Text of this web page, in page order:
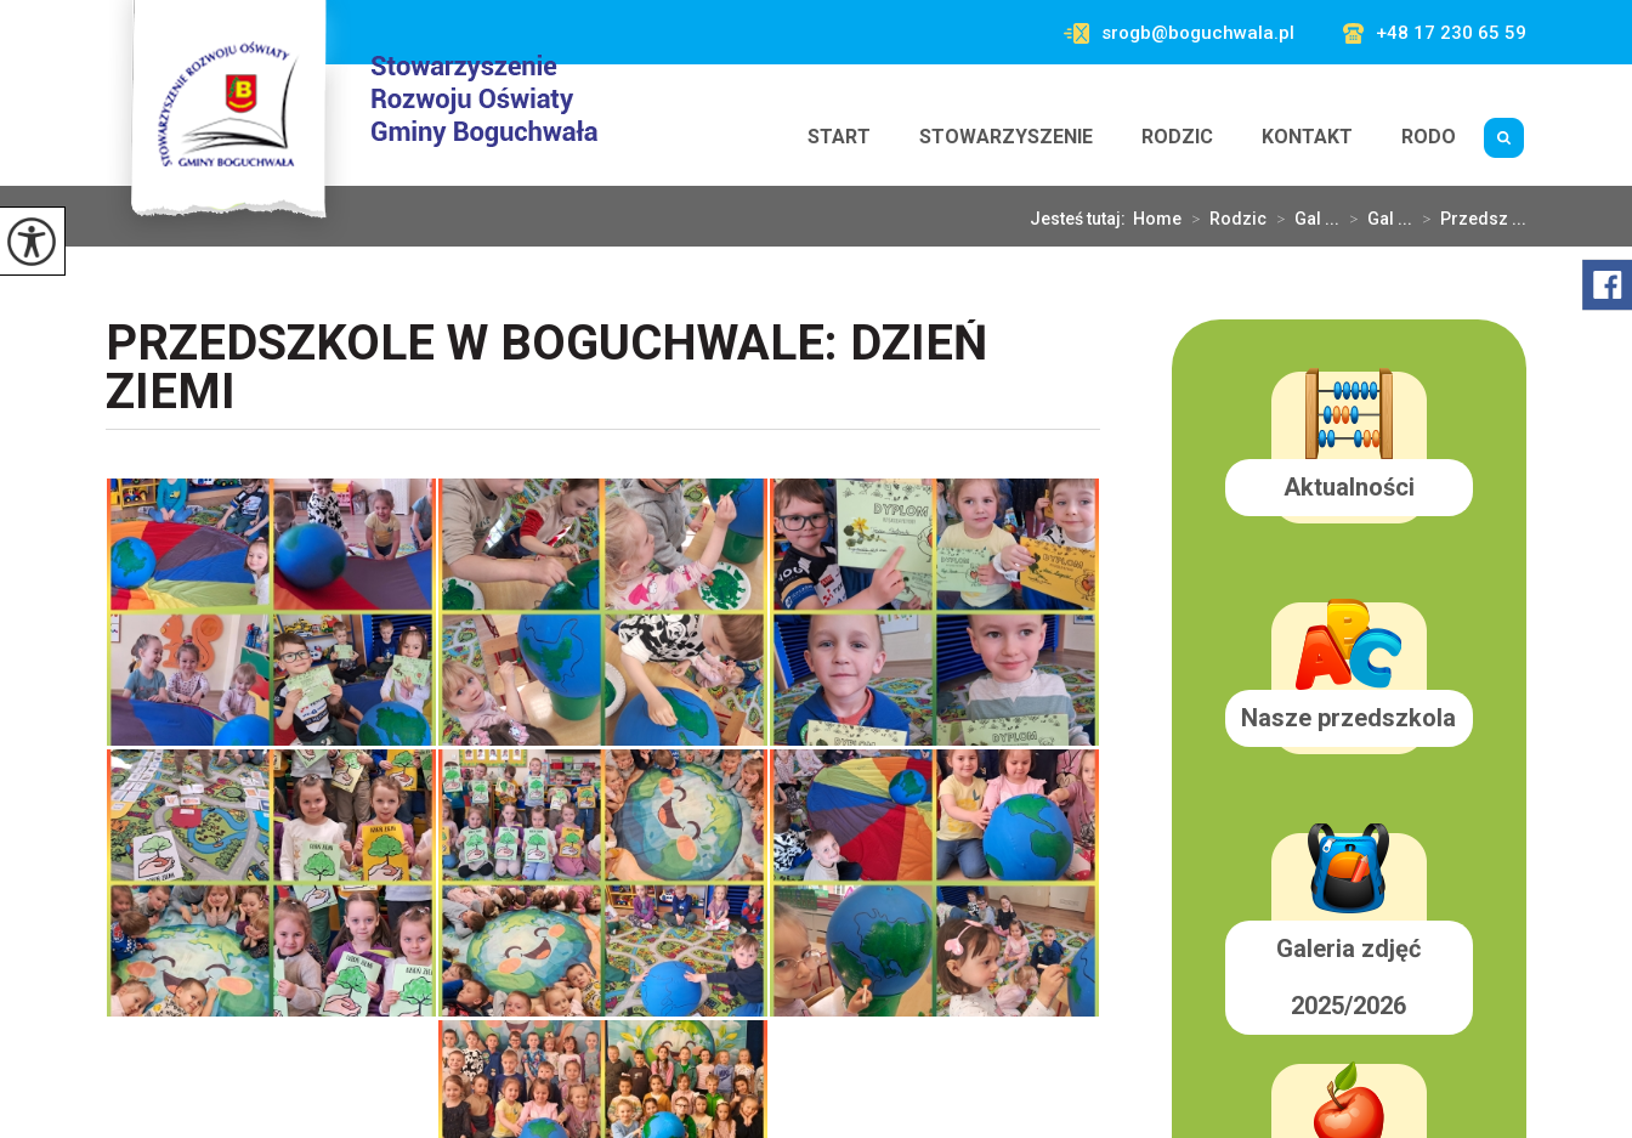
srogb@boguchwala.pl +48 17 230 65 59
START STOWARZYSZENIE RODZIC KONTAKT RODO
Jesteś tutaj: Home > Rodzic > Gal ... > Gal ... > Przedsz ...
PRZEDSZKOLE W BOGUCHWALE: DZIEŃ
ZIEMI
Aktualności
Nasze przedszkola
Galeria zdjęć
2025/2026